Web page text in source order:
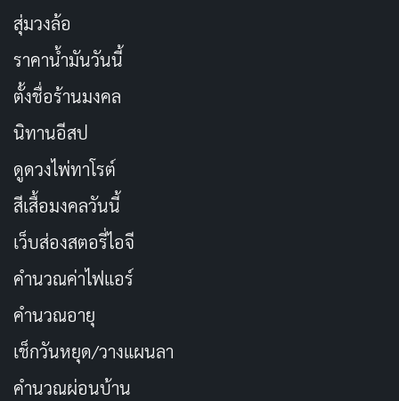
ในหน้าจอ “ล็อคโปรไฟล์ของคุณ” ให้แตะ “ล็อคโปรไฟล์
ของคุณ” อีกครั้ง เพียงเท่านี้ Facebook จะขึ้นข้อความแจ้ง
เตือนว่าคุณได้ทำการล็อคโปรไฟล์สำเร็จแล้ว
วิธีปลดล็อคโปรไฟล์ Facebook
หากคุณต้องการปลดล็อคโปรไฟล์ ให้ทำตามขั้นตอนเดิม
โดยแตะที่ “ปลดล็อคโปรไฟล์” ในตำแหน่งที่คุณเคยแตะ
“ล็อคโปรไฟล์” จากนั้นเลือก “ปลดล็อค > ปลดล็อค
โปรไฟล์ของคุณ”
สุ่มวงล้อ
ราคาน้ำมันวันนี้
ตั้งชื่อร้านมงคล
นิทานอีสป
ดูดวงไพ่ทาโรต์
สีเสื้อมงคลวันนี้
เว็บส่องสตอรี่ไอจี
คำนวณค่าไฟแอร์
คำนวณอายุ
เช็กวันหยุด/วางแผนลา
คำนวณผ่อนบ้าน